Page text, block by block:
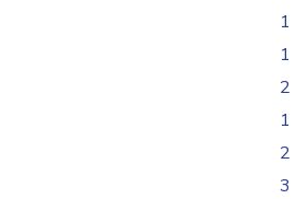
1
1
2
1
2
3